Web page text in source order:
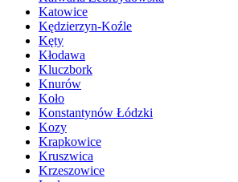
Katowice
Kędzierzyn-Koźle
Kęty
Kłodawa
Kluczbork
Knurów
Koło
Konstantynów Łódzki
Kozy
Krapkowice
Kruszwica
Krzeszowice